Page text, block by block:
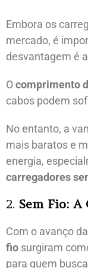
Embora os
mercado, é
desvantagem é
Ocomprimento
cabos podem
No entanto, a
mais baratos e
energia,
carregadores
2. Sem Fio: A
Com o avanço
fio surgiram
para quem